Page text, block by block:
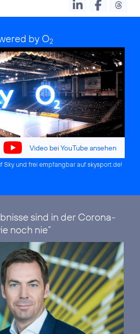
by O2
Video bei YouTube ansehen
Sky und frei empfangbar aufskysport.de!
sind in der Corona-
noch nie“